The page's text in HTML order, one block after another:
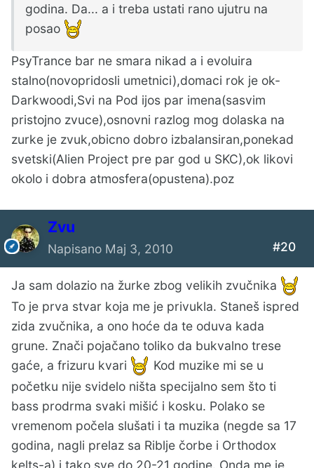
godina. Da... a i treba ustati rano ujutru na
posao
PsyTrance bar ne smara nikad a i evoluira
stalno(novopridosli umetnici),domaci rok je ok-
Darkwoodi,Svi na Pod ijos par imena(sasvim
pristojno zvuce),osnovni razlog mog dolaska na
zurke je zvuk,obicno dobro izbalansiran,ponekad
svetski(Alien Project pre par god u SKC),ok likovi
okolo i dobra atmosfera(opustena).poz
Zvu
Napisano Maj 3, 2010 #20
Ja sam dolazio na žurke zbog velikih zvučnika
To je prva stvar koja me je privukla. Staneš ispred
zida zvučnika, a ono hoće da te oduva kada
grune. Znači pojačano toliko da bukvalno trese
gaće, a frizuru kvari
Kod muzike mi se u
početku nije svidelo ništa specijalno sem što ti
bass prodrma svaki mišić i kosku. Polako se
vremenom počela slušati i ta muzika (negde sa 17
godina, nagli prelaz sa Riblje čorbe i Orthodox
kelts-a) i tako sve do 20-21 godine. Onda me je